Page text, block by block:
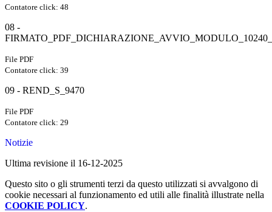
Contatore click: 48
08 -
File PDF
Contatore click: 39
09 - REND_S_9470
File PDF
Contatore click: 29
Notizie
Ultima revisione il 16-12-2025
Questo sito o gli strumenti terzi da questo utilizzati si avvalgono di
cookie necessari al funzionamento ed utili alle finalità illustrate nella
COOKIE POLICY.